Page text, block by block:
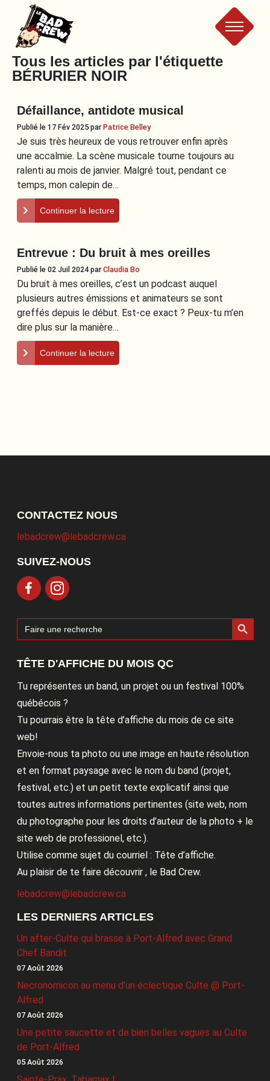
Le
Bad
Crew
Tous les articles par l'étiquette
BÉRURIER NOIR
Défaillance, antidote musical
Publié le 17 Fév 2025parPatrice Belley
Je suis très heureux de vous retrouver enfin après
une accalmie. La scène musicale tourne toujours au
ralenti au mois de janvier. Malgré tout, pendant ce
temps, mon calepin de…
Continuer la lecture
Entrevue : Du bruit à mes oreilles
Publié le 02 Juil 2024 parClaudia Bo
Du bruit à mes oreilles, c’est un podcast auquel
plusieurs autres émissions et animateurs se sont
greffés depuis le début. Est-ce exact ? Peux-tu m’en
dire plus sur la manière…
Continuer la lecture
CONTACTEZ NOUS
lebadcrew@lebadcrew.ca
SUIVEZ-NOUS
Search
for:
Search Button
TÊTE D'AFFICHE DU MOIS QC
Tu représentes un band, un projet ou un festival 100%
québécois ?
Tu pourrais être la tête d’affiche du mois de ce site
web!
Envoie-nous ta photo ou une image en haute résolution
et en format paysage avec le nom du band (projet,
festival, etc.) et un petit texte explicatif ainsi que
toutes autres informations pertinentes (site web, nom
du photographe pour les droits d’auteur de la photo + le
site web de professionel, etc.).
Utilise comme sujet du courriel : Tête d’affiche.
Au plaisir de te faire découvrir , le Bad Crew.
lebadcrew@lebadcrew.ca
LES DERNIERS ARTICLES
Un after-Culte qui brasse à Port-Alfred avec Grand
Chef Bandit
07 Août 2026
Necronomicon au menu d’un éclectique Culte @ Port-
Alfred
07 Août 2026
Une petite saucette et de bien belles vagues au Culte
de Port-Alfred
05 Août 2026